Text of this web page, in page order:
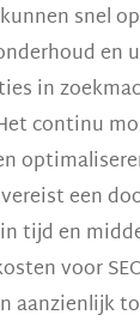
snel
en
in
continu
een
tijd en
voor
aanzienlijk